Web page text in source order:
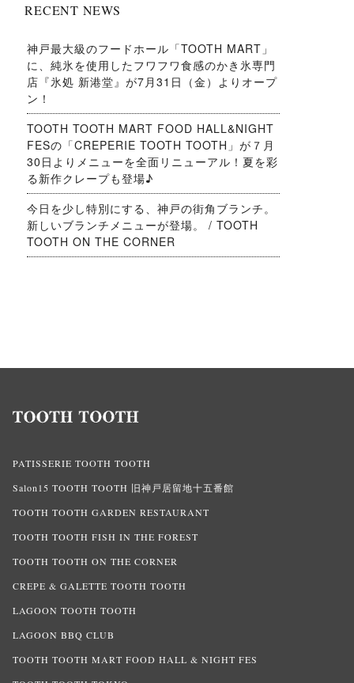
RECENT NEWS
神戸最大級のフードホール「TOOTH MART」
に、純氷を使用したフワフワ食感のかき氷専門
店『氷処 新港堂』が7月31日（金）よりオープ
ン！
TOOTH TOOTH MART FOOD HALL&NIGHT
FESの「CREPERIE TOOTH TOOTH」が７月
30日よりメニューを全面リニューアル！夏を彩
る新作クレープも登場♪
今日を少し特別にする、神戸の街角ブランチ。
新しいブランチメニューが登場。 / TOOTH
TOOTH ON THE CORNER
PATISSERIE TOOTH TOOTH
Salon15 TOOTH TOOTH 旧神戸居留地十五番館
TOOTH TOOTH GARDEN RESTAURANT
TOOTH TOOTH FISH IN THE FOREST
TOOTH TOOTH ON THE CORNER
CREPE & GALETTE TOOTH TOOTH
LAGOON TOOTH TOOTH
LAGOON BBQ CLUB
TOOTH TOOTH MART FOOD HALL & NIGHT FES